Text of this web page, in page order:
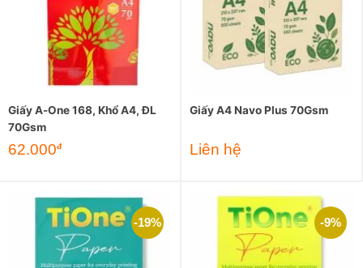
Giấy A-One 168, Khổ A4, ĐL
70Gsm
62.000đ
Giấy A4 Navo Plus 70Gsm
Liên hệ
-19% -9%